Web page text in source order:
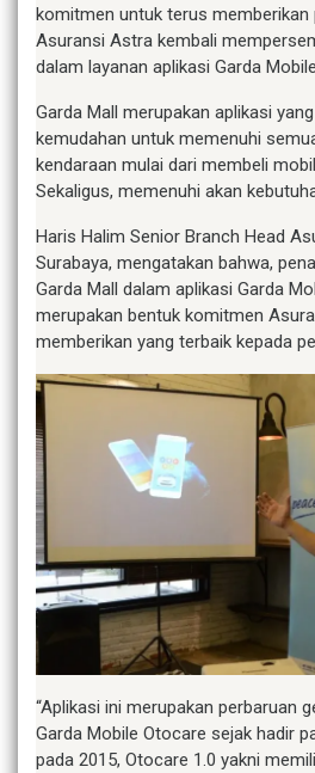
komitmen untuk terus memberikan
Asuransi Astra kembali
dalam layanan aplikasi Garda
Garda Mall merupakan aplikasi
kemudahan untuk memenuhi
kendaraan mulai dari membeli
Sekaligus, memenuhi akan
Haris Halim Senior Branch Head
Surabaya, mengatakan bahwa,
Garda Mall dalam aplikasi Garda
merupakan bentuk komitmen
memberikan yang terbaik kepada
“Aplikasi ini merupakan perbaruan
Garda Mobile Otocare sejak hadir
pada 2015, Otocare 1.0 yakni